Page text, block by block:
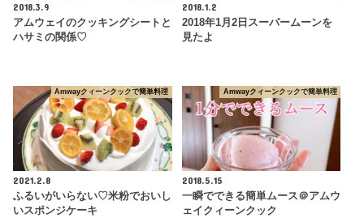
2018.3.9
アムウェイのクッキングシートと
ハサミの関係♡
2018.1.2
2018年1月2日スーパームーンを
見たよ
Amwayクィーンクックで簡単料理
2021.2.8
ふるいがいらない♡米粉でおいし
いスポンジケーキ
Amwayクィーンクックで簡単料理
2018.5.15
一瞬でできる簡単ムース＠アムウ
ェイクィーンクック